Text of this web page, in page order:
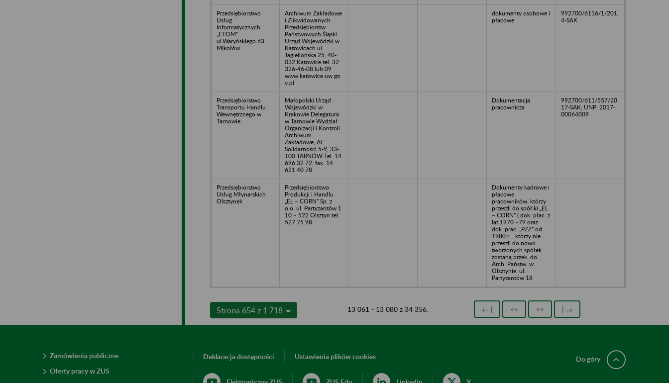
Przedsiębiorstwo
Usług
Informatycznych
„ETOM”
ul.Waryńskiego 63,
Mikołów
Archiwum Zakładowe
i Zlikwidowanych
Przedsiębiorstw
Państwowych Śląski
Urząd Wojewódzki w
Katowicach ul.
Jagiellońska 25, 40-
032 Katowice tel. 32
326-46-08 lub 09
www.katowice.uw.go
v.pl
dokumenty osobowe i
płacowe
992700/6116/1/201
4-SAK
Przedsiębiorstwo
Transportu Handlu
Wewnętrznego w
Tarnowie
Małopolski Urząd
Wojewódzki w
Krakowie Delegatura
w Tarnowie Wydział
Organizacji i Kontroli
Archiwum
Zakładowe, Al.
Solidarności 5-9, 33-
100 TARNÓW Tel. 14
696 32 72; fax. 14
621 40 78
Dokumentacja
pracownicza
992700/611/557/20
17-SAK; UNP: 2017-
00064009
Przedsiębiorstwo
Usług Młynarskich
Olsztynek
Przedsiębiorstwo
Produkcji i Handlu
„EL – CORN” Sp. z
o.o. ul. Partyzantów 1
10 – 522 Olsztyn tel.
527 75 98
Dokumenty kadrowe i
płacowe
pracowników, którzy
przeszli do spół ki „EL
– CORN” ( dok. płac. z
lat 1970 –79 oraz
dok. prac. „PZZ” od
1980 r. , którzy nie
przeszli do nowo
tworzonych spółek
zostaną przek. do
Arch. Państw. w
Olsztynie, ul.
Partyzantów 18
Strona 654 z 1 718 13 061 - 13 080 z 34 356. ← | << >> | →
Zamówienia publiczne
Oferty pracy w ZUS
Deklaracja dostępności Ustawienia plików cookies Do góry